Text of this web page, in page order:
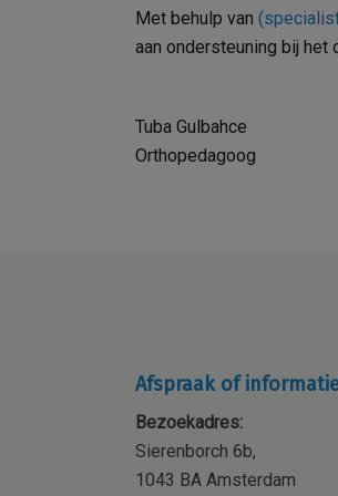
Met behulp van
aan ondersteuning bij het
Tuba Gulbahce
Orthopedagoog
Afspraak of
Bezoekadres:
Sierenborch 6b,
1043 BA Amsterdam